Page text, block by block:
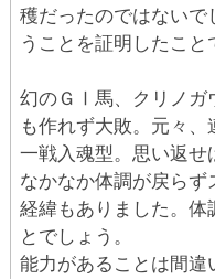
穫だったのではないで
うことを証明したこと
幻のＧⅠ馬、クリノガ
も作れず大敗。元々、
一戦入魂型。思い返せ
なかなか体調が戻らず
経緯もありました。体
とでしょう。
能力があることは間違